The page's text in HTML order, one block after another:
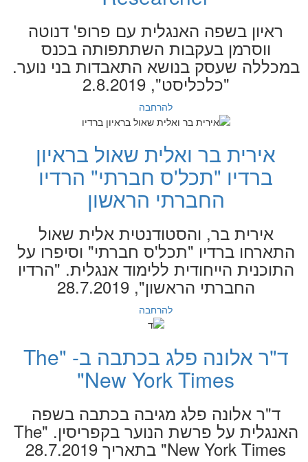
ראיון בשפה האנגלית עם פרופ' דנוטה
ווסרמן בעקבות השתתפותה בכנס
במכללה שעסק בנושא התאבדות בני נוער.
"כלכליסט", 2.8.2019
להרחבה
אירית בר ואלית שאול בראיון
ברדיו "תכל'ס חברתי" הרדיו
החברתי הראשון
אירית בר, והסטודנטית אלית שאול
התארחו ברדיו "תכל'ס חברתי" וסיפרו על
התוכנית הייחודית ללימוד אנגלית. "הרדיו
החברתי הראשון", 28.7.2019
להרחבה
ד"ר אלונה פלג בכתבה ב- "The
New York Times"
ד"ר אלונה פלג מגיבה בכתבה בשפה
האנגלית על פרשת הנוער בקפריסין. "The
New York Times" בתאריך 28.7.2019